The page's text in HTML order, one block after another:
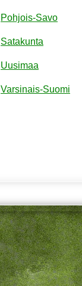
Pohjois-Savo
Satakunta
Uusimaa
Varsinais-Suomi